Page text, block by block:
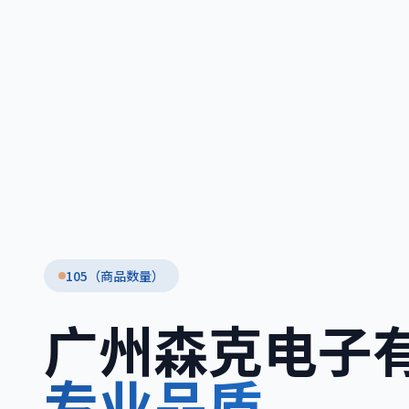
105（商品数量）
广州森克电子